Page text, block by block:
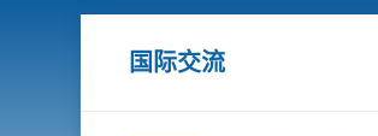
国际交流